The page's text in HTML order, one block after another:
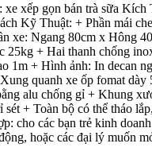
xe xếp gọn bán trà sữa
Kỹ Thuật: + Phần mái
xe: Ngang 80cm x Hông
25kg + Hai thanh chống
1m + Hình ảnh: In decan
quanh xe ốp fomat dày
alu chống gỉ + Khung
sét + Toàn bộ có thể tháo
cho các bạn trẻ kinh
hoặc các đại lý muốn